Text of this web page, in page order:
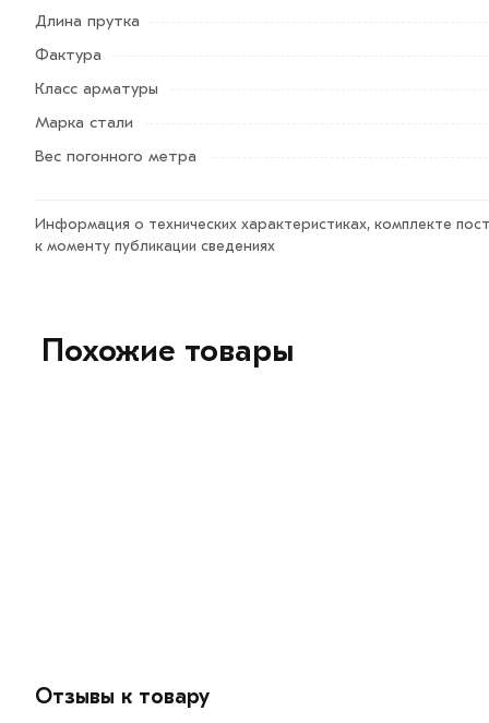
рифленая А3 в интернет-магазине МЕТАЛЛ-РС
профессиональные менеджеры обработают заказ и
доставки или самовывоза.
Данний товар от производителя сертифицирован,
Возврат купленного товарa в течение 7 дней (наличие
Длина прутка
Фактура
Класс арматуры
Марка стали
Вес погонного метра
Информация о технических характеристиках, комплекте
к моменту публикации сведениях
Похожие товары
Отзывы к товару